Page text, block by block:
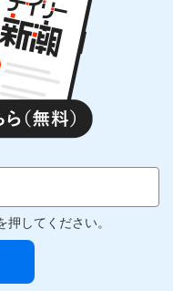
してください。